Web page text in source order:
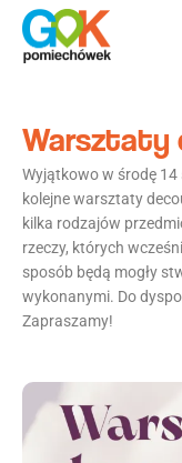
Przejdź
treści
Warsztaty
Wyjątkowo w środę
kolejne warsztaty
kilka rodzajów
rzeczy, których
sposób będą mogły
wykonanymi. Do
Zapraszamy!